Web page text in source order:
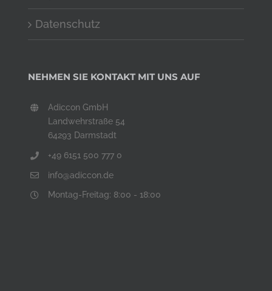
Datenschutz
NEHMEN SIE KONTAKT MIT UNS AUF
Adiccon GmbH
Landwehrstraße 54
64293 Darmstadt
+49 6151 500 777 0
info@adiccon.de
Montag-Freitag: 8:00 - 18:00